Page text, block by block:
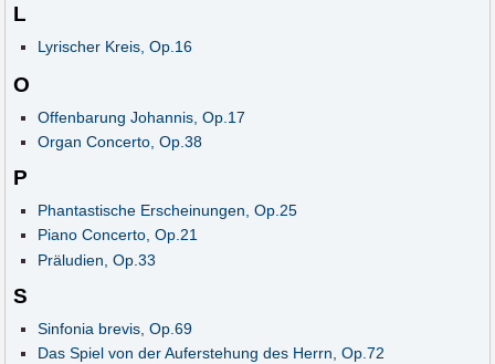
L
Lyrischer Kreis, Op.16
O
Offenbarung Johannis, Op.17
Organ Concerto, Op.38
P
Phantastische Erscheinungen, Op.25
Piano Concerto, Op.21
Präludien, Op.33
S
Sinfonia brevis, Op.69
Das Spiel von der Auferstehung des Herrn, Op.72